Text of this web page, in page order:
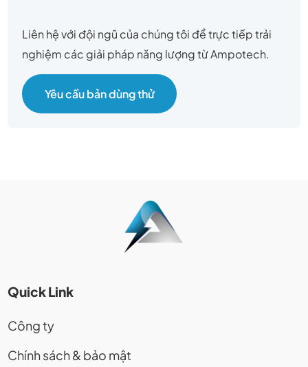
Liên hệ với đội ngũ của chúng tôi để trực tiếp trải
nghiệm các giải pháp năng lượng từ Ampotech.
Yêu cầu bản dùng thử
Quick Link
Công ty
Chính sách & bảo mật